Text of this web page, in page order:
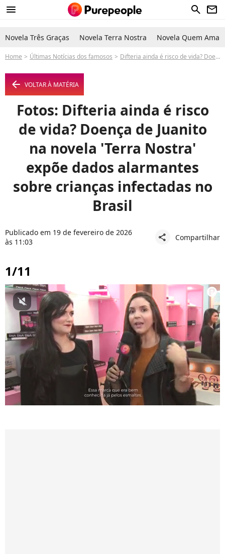
menu search newsletter
Novela Três Graças Novela Terra Nostra Novela Quem Ama
Home Últimas Notícias dos famosos Difteria ainda é risco de vida? Doença de Juanito na novela 'Terra Nostra' expõe dados alarmantes sobre crianças infectadas no Brasil
arrow_left VOLTAR À MATÉRIA
Fotos: Difteria ainda é risco
de vida? Doença de Juanito
na novela 'Terra Nostra'
expõe dados alarmantes
sobre crianças infectadas no
Brasil
Publicado em 19 de fevereiro de 2026
às 11:03
share Compartilhar
1/11